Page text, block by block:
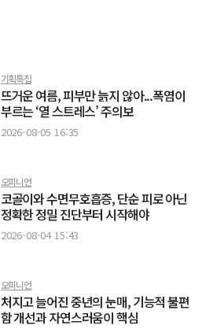
기획특집
뜨거운 여름, 피부만 늙지 않아...폭염이
부르는 ‘열 스트레스’ 주의보
2026-08-05 16:35
오피니언
코골이와 수면무호흡증, 단순 피로 아닌
정확한 정밀 진단부터 시작해야
2026-08-04 15:43
오피니언
처지고 늘어진 중년의 눈매, 기능적 불편
함 개선과 자연스러움이 핵심